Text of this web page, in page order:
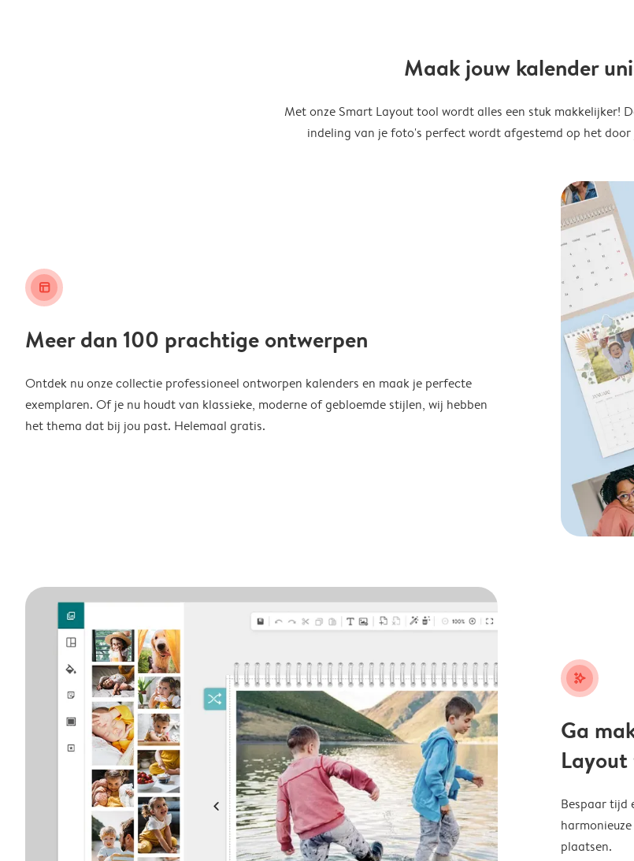
Maak jouw kalender
Met onze Smart Layout tool wordt alles een stuk makkelijker!
indeling van je foto's perfect wordt afgestemd op het door
layout_alt
Meer dan 100 prachtige ontwerpen
Ontdek nu onze collectie professioneel ontworpen kalenders en maak je perfecte
exemplaren. Of je nu houdt van klassieke, moderne of gebloemde stijlen, wij hebben
het thema dat bij jou past. Helemaal gratis.
stars_plus
Ga
Bespaar tijd
plaatsen.